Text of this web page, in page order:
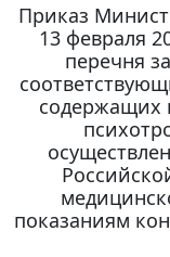
Приказ
13 февраля
перечня
содержащих
показаниям